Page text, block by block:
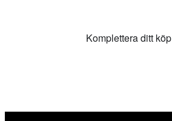
Komplettera ditt köp